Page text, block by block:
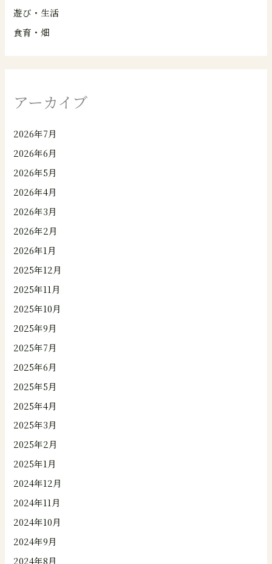
遊び・生活
食育・畑
アーカイブ
2026年7月
2026年6月
2026年5月
2026年4月
2026年3月
2026年2月
2026年1月
2025年12月
2025年11月
2025年10月
2025年9月
2025年7月
2025年6月
2025年5月
2025年4月
2025年3月
2025年2月
2025年1月
2024年12月
2024年11月
2024年10月
2024年9月
2024年8月